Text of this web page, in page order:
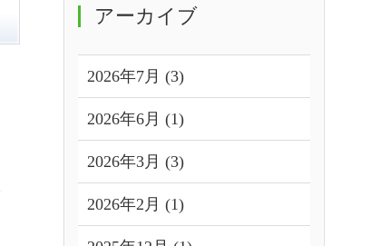
アーカイブ
2026年7月 (3)
2026年6月 (1)
2026年3月 (3)
2026年2月 (1)